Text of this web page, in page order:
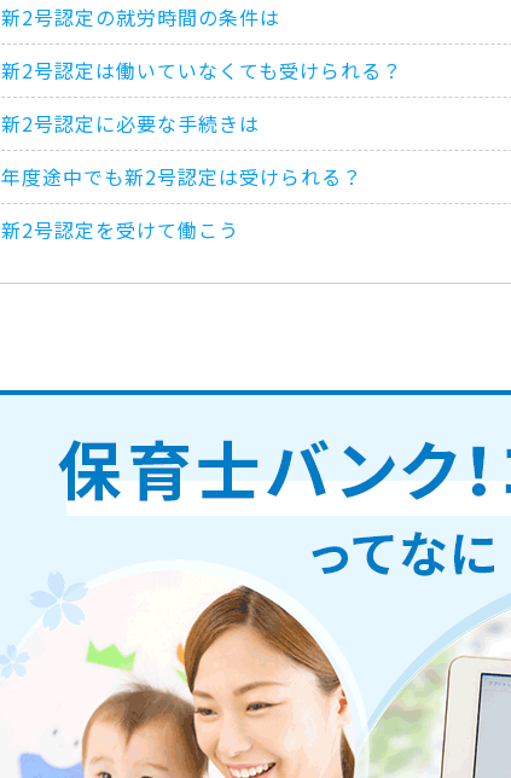
新2号認定の就労時間の条件は
新2号認定は働いていなくても受けられる？
新2号認定に必要な手続きは
年度途中でも新2号認定は受けられる？
新2号認定を受けて働こう